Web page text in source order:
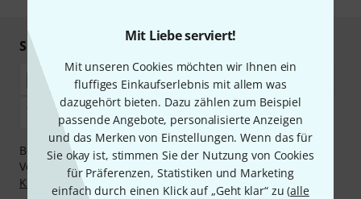
Mit Liebe serviert!
Mit unseren Cookies möchten wir Ihnen ein
fluffiges Einkaufserlebnis mit allem was
dazugehört bieten. Dazu zählen zum Beispiel
passende Angebote, personalisierte Anzeigen
und das Merken von Einstellungen. Wenn das für
Sie okay ist, stimmen Sie der Nutzung von Cookies
für Präferenzen, Statistiken und Marketing
einfach durch einen Klick auf „Geht klar“ zu (alle
Sicher einkaufen & bezahlen
Bezahlen Sie vertraulich und sicher per Nachnahme,
Vorkasse, PayPal, Amazon Pay, Klarna Sofort bezahlen
Klarna Ratenzahlungoder Kreditkarte.